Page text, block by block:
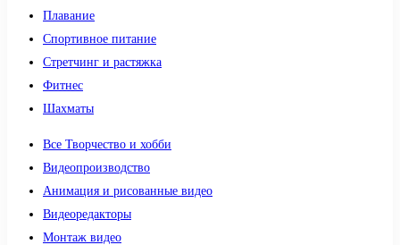
Плавание
Спортивное питание
Стретчинг и растяжка
Фитнес
Шахматы
Все Творчество и хобби
Видеопроизводство
Анимация и рисованные видео
Видеоредакторы
Монтаж видео